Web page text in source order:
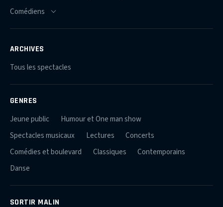
ARCHIVES
Tous les spectacles
GENRES
Jeune public
Humour et One man show
Spectacles musicaux
Lectures
Concerts
Comédies et boulevard
Classiques
Contemporains
Danse
SORTIR MALIN